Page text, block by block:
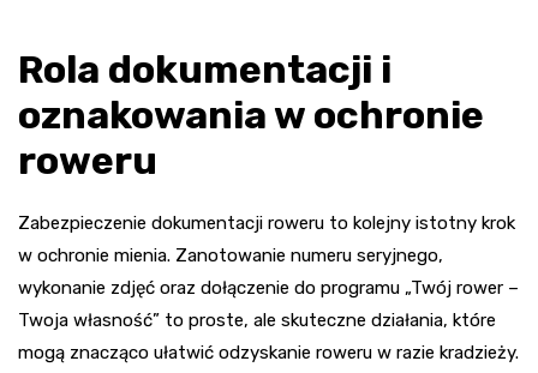
Rola dokumentacji i
oznakowania w ochronie
roweru
Zabezpieczenie dokumentacji roweru to kolejny istotny krok
w ochronie mienia. Zanotowanie numeru seryjnego,
wykonanie zdjęć oraz dołączenie do programu „Twój rower –
Twoja własność” to proste, ale skuteczne działania, które
mogą znacząco ułatwić odzyskanie roweru w razie kradzieży.